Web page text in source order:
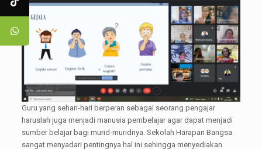
Guru yang sehari-hari berperan sebagai seorang pengajar
haruslah juga menjadi manusia pembelajar agar dapat menjadi
sumber belajar bagi murid-muridnya. Sekolah Harapan Bangsa
sangat menyadari pentingnya hal ini sehingga menyediakan